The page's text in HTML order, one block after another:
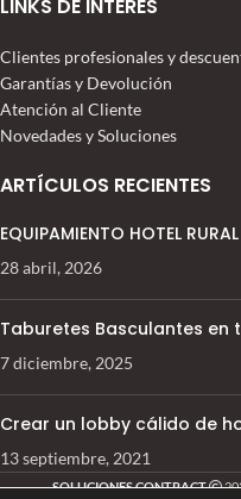
LINKS DE INTERÉS
Clientes profesionales y
Garantías y Devolución
Atención al Cliente
Novedades y Soluciones
ARTÍCULOS RECIENTES
EQUIPAMIENTO HOTEL
28 abril, 2026
Taburetes Basculantes en
7 diciembre, 2025
Crear un lobby cálido de
13 septiembre, 2021
SOLUCIONES CONTRACT